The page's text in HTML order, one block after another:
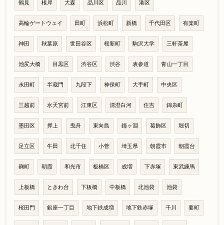
鶴見 根岸 大森 品川区 品川 港区
高輪ゲートウェイ 田町 浜松町 新橋 千代田区 有楽町
神田 秋葉原 世田谷区 桜新町 駒沢大学 三軒茶屋
池尻大橋 目黒区 渋谷区 渋谷 表参道 青山一丁目
永田町 半蔵門 九段下 神保町 大手町 中央区
三越前 水天宮前 江東区 清澄白河 住吉 錦糸町
墨田区 押上 曳舟 東向島 鐘ヶ淵 葛飾区 堀切
足立区 牛田 北千住 小菅 埼玉県 朝霞市 朝霞台
麹町 朝霞 和光市 板橋区 成増 下赤塚 東武練馬
上板橋 ときわ台 下板橋 中板橋 北池袋 池袋
桜田門 銀座一丁目 地下鉄成増 地下鉄赤塚 千川 要町